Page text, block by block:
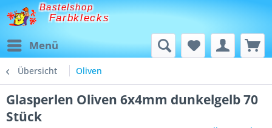
Bastelshop
Farbklecks
Menü
Übersicht Oliven
Glasperlen Oliven 6x4mm dunkelgelb 70
Stück